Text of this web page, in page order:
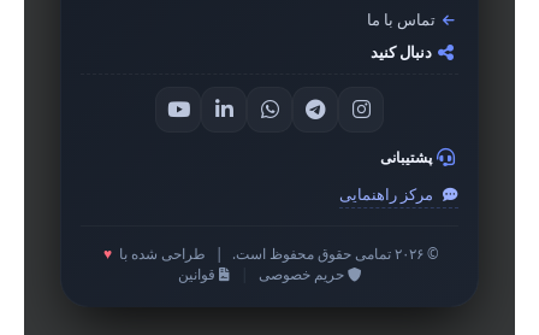
تماس با ما
دنبال کنید
پشتیبانی
مرکز راهنمایی
© ۲۰۲۶ تمامی حقوق محفوظ است. طراحی شده با ♥
حریم خصوصی
قوانین